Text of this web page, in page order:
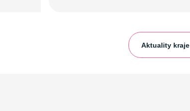
Aktuality kraje